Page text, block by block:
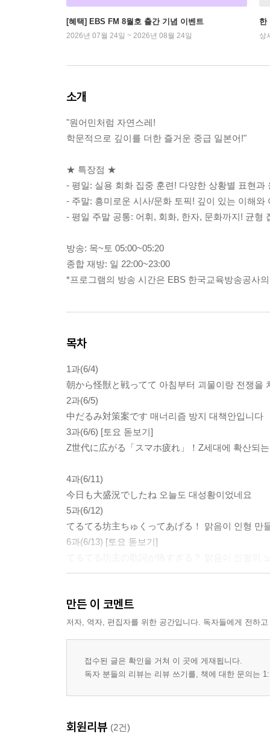
[혜택] EBS FM 8월호 출간 기념 이벤트
2026년 07월 24일 ~ 2026년 08월 24일
한
상
소개
"원어민처럼 자연스레!
학문적으로 깊이를 더한 즐거운 중급 일본어!"
★ 특장점 ★
- 평일: 실용 회화 집중 훈련! 다양한 상황별 표현과
- 주말: 흥미로운 시사/문화 토픽! 깊이 있는 이해와
- 평일 주말 공통: 어휘, 회화, 한자, 문화까지! 균형
방송: 목~토 05:00~05:20
종합 재방: 일 22:00~23:00
*프로그램의 방송 시간은 EBS 한국교육방송공사
목차
1과(6/4)
朝から怪獣と戦ってて 아침부터 괴물이랑 전쟁을
2과(6/5)
中だるみ対策案です 매너리즘 방지 대책안입니다
3과(6/6) [토요 돋보기]
Z世代に広がる「スマホ疲れ」！Z세대에 확산되는
4과(6/11)
今日も大盛況でしたね 오늘도 대성황이었네요
5과(6/12)
てるてる坊主ちゅくってあげる！ 맑음이 인형 만
6과(6/13) [토요 돋보기]
あっちからも長靴のお友達が来ましたよ 저쪽에
8과(6/19)
なぜ横浜に中華街があるの？ 왜 요코하마에 차이
10과(6/25)
11과(6/26)
만든 이 코멘트
저자, 역자, 편집자를 위한 공간입니다. 독자들에게 전하
접수된 글은 확인을 거쳐 이 곳에 게재됩니다.
독자 분들의 리뷰는 리뷰 쓰기를, 책에 대한 문의는
회원리뷰 (2건)